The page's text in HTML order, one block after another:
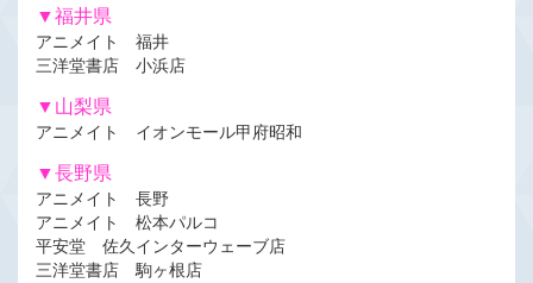
▼福井県
アニメイト 福井
三洋堂書店 小浜店
▼山梨県
アニメイト イオンモール甲府昭和
▼長野県
アニメイト 長野
アニメイト 松本パルコ
平安堂 佐久インターウェーブ店
三洋堂書店 駒ヶ根店